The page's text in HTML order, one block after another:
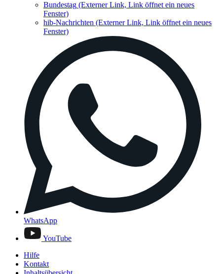
Bundestag (Externer Link, Link öffnet ein neues
Fenster)
hib-Nachrichten (Externer Link, Link öffnet ein neues
Fenster)
WhatsApp
YouTube
Hilfe
Kontakt